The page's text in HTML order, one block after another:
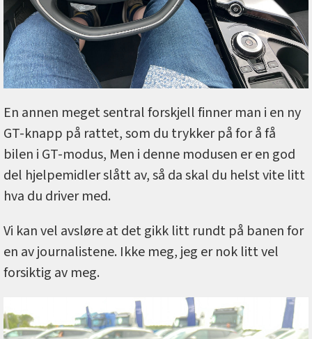
En annen meget sentral forskjell finner man i en ny
GT-knapp på rattet, som du trykker på for å få
bilen i GT-modus, Men i denne modusen er en god
del hjelpemidler slått av, så da skal du helst vite litt
hva du driver med.
Vi kan vel avsløre at det gikk litt rundt på banen for
en av journalistene. Ikke meg, jeg er nok litt vel
forsiktig av meg.